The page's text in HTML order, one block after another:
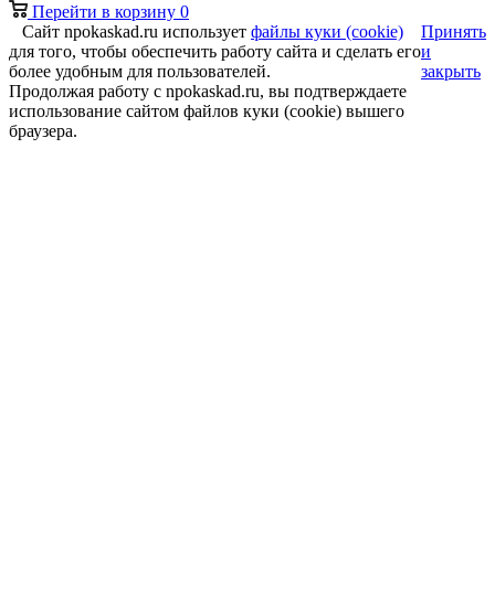
Перейти в корзину 0
Сайт npokaskad.ru использует файлы куки (cookie)
для того, чтобы обеспечить работу сайта и сделать его
более удобным для пользователей.
Продолжая работу с npokaskad.ru, вы подтверждаете
использование сайтом файлов куки (cookie) вышего
браузера.
Принять
и
закрыть